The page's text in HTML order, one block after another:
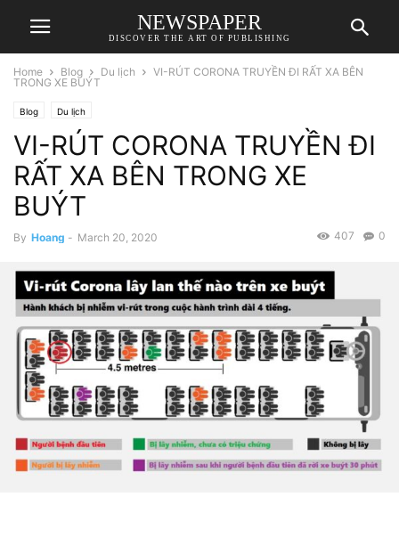
NEWSPAPER
DISCOVER THE ART OF PUBLISHING
Home Blog Du lịch
VI-RÚT CORONA TRUYỀN ĐI RẤT XA BÊN
TRONG XE BUÝT
Blog Du lịch
VI-RÚT CORONA TRUYỀN ĐI
RẤT XA BÊN TRONG XE
BUÝT
By Hoang - March 20, 2020 0
407